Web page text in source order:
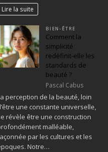
Lire la suite
BIEN-ÊTRE
Comment la
simplicité
redéfinit-elle les
standards de
beauté ?
Pascal Cabus
perception de la beauté, loin
une constante universelle,
révèle être une construction
malléable,
par les cultures et les
Notre…